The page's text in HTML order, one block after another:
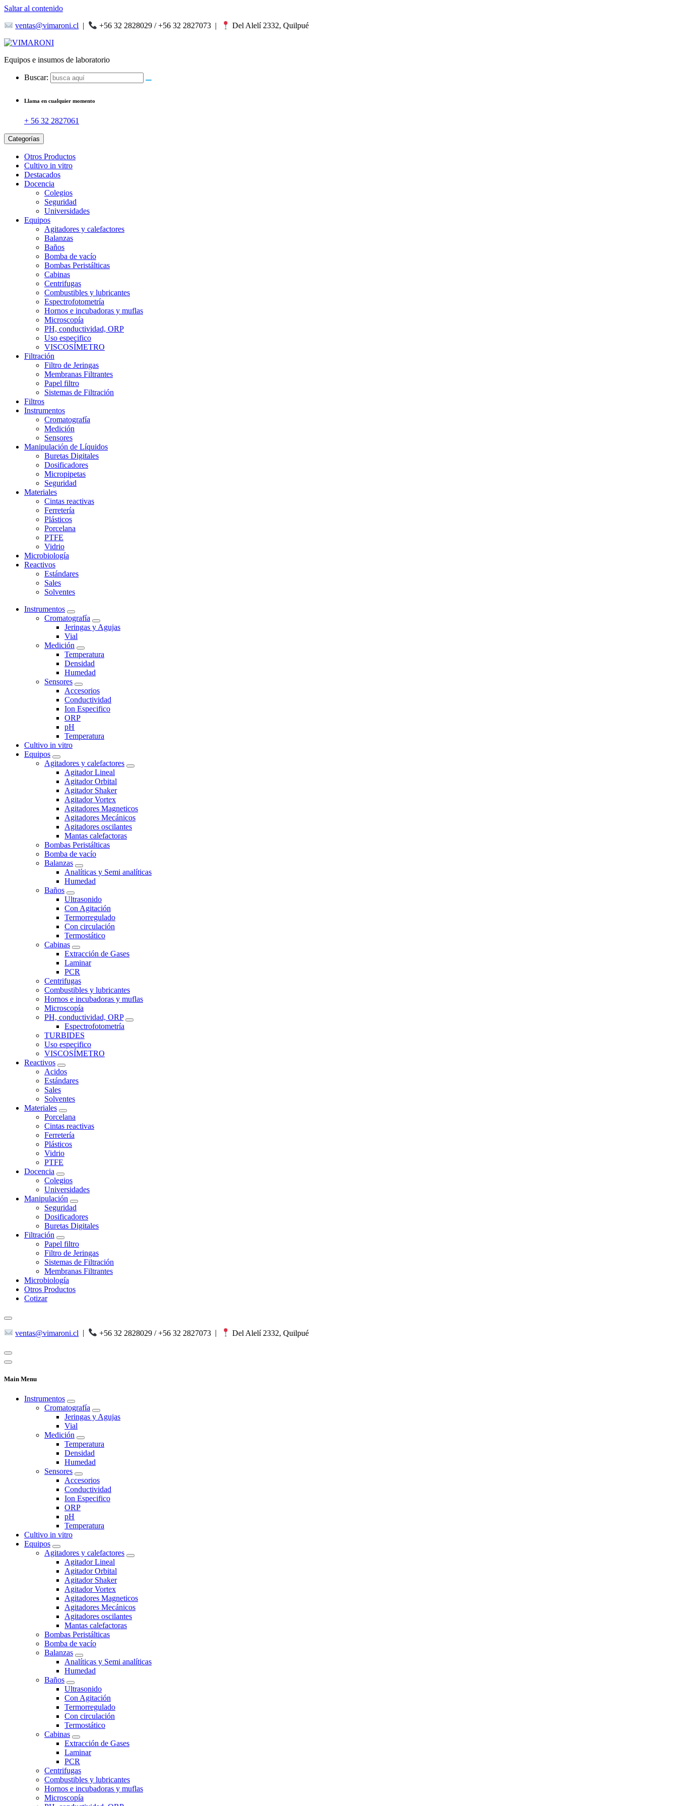
Saltar al contenido
ventas@vimaroni.cl | +56 32 2828029 / +56 32 2827073 | Del Alelí 2332, Quilpué
Equipos e insumos de laboratorio
Buscar:
Llama en cualquier momento
+ 56 32 2827061
Categorías
Otros Productos
Cultivo in vitro
Destacados
Docencia
Colegios
Seguridad
Universidades
Equipos
Agitadores y calefactores
Balanzas
Baños
Bomba de vacío
Bombas Peristálticas
Cabinas
Centrifugas
Combustibles y lubricantes
Espectrofotometría
Hornos e incubadoras y muflas
Microscopía
PH, conductividad, ORP
Uso especifico
VISCOSÍMETRO
Filtración
Filtro de Jeringas
Membranas Filtrantes
Papel filtro
Sistemas de Filtración
Filtros
Instrumentos
Cromatografía
Medición
Sensores
Manipulación de Líquidos
Buretas Digitales
Dosificadores
Micropipetas
Seguridad
Materiales
Cintas reactivas
Ferretería
Plásticos
Porcelana
PTFE
Vidrio
Microbiología
Reactivos
Estándares
Sales
Solventes
Instrumentos
Cromatografía
Jeringas y Agujas
Vial
Medición
Temperatura
Densidad
Humedad
Sensores
Accesorios
Conductividad
Ion Especifico
ORP
pH
Temperatura
Cultivo in vitro
Equipos
Agitadores y calefactores
Agitador Lineal
Agitador Orbital
Agitador Shaker
Agitador Vortex
Agitadores Magneticos
Agitadores Mecánicos
Agitadores oscilantes
Mantas calefactoras
Bombas Peristálticas
Bomba de vacío
Balanzas
Analíticas y Semi analíticas
Humedad
Baños
Ultrasonido
Con Agitación
Termorregulado
Con circulación
Termostático
Cabinas
Extracción de Gases
Laminar
PCR
Centrifugas
Combustibles y lubricantes
Hornos e incubadoras y muflas
Microscopía
PH, conductividad, ORP
Espectrofotometría
TURBIDES
Uso especifico
VISCOSÍMETRO
Reactivos
Acidos
Estándares
Sales
Solventes
Materiales
Porcelana
Cintas reactivas
Ferretería
Plásticos
Vidrio
PTFE
Docencia
Colegios
Universidades
Manipulación
Seguridad
Dosificadores
Buretas Digitales
Filtración
Papel filtro
Filtro de Jeringas
Sistemas de Filtración
Membranas Filtrantes
Microbiología
Otros Productos
Cotizar
ventas@vimaroni.cl +56 32 2828029 / +56 32 2827073 Del Alelí 2332, Quilpué
Main Menu
Instrumentos
Cromatografía
Jeringas y Agujas
Vial
Medición
Temperatura
Densidad
Humedad
Sensores
Accesorios
Conductividad
Ion Especifico
ORP
pH
Temperatura
Cultivo in vitro
Equipos
Agitadores y calefactores
Agitador Lineal
Agitador Orbital
Agitador Shaker
Agitador Vortex
Agitadores Magneticos
Agitadores Mecánicos
Agitadores oscilantes
Mantas calefactoras
Bombas Peristálticas
Bomba de vacío
Balanzas
Analíticas y Semi analíticas
Humedad
Baños
Ultrasonido
Con Agitación
Termorregulado
Con circulación
Termostático
Cabinas
Extracción de Gases
Laminar
PCR
Centrifugas
Combustibles y lubricantes
Hornos e incubadoras y muflas
Microscopía